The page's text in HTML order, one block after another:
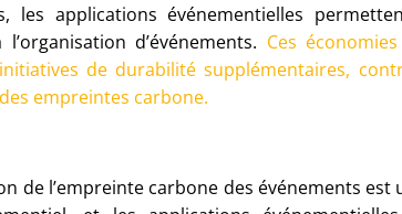
les applications événementielles
l’organisation d’événements. Ces
de durabilité supplémentaires,
empreintes carbone.
de l’empreinte carbone des événements